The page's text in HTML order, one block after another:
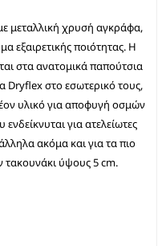
μεταλλική χρυσή αγκράφα,
εξαιρετικής ποιότητας. Η
στα ανατομικά παπούτσια
Dryflex στο εσωτερικό τους,
υλικό για αποφυγή οσμών
για ατελείωτες
ακόμα και για τα πιο
τακουνάκι ύψους 5 cm.